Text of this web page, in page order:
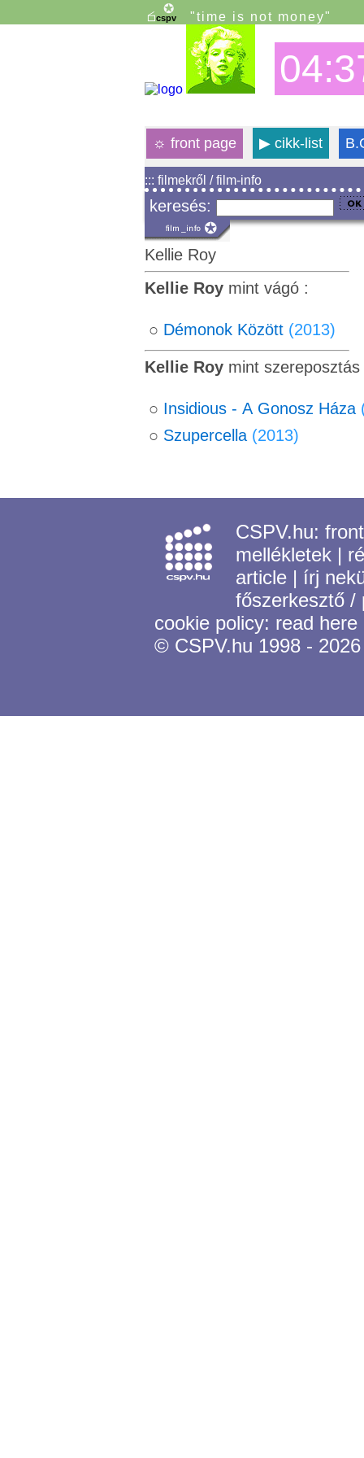
"time is not money"
☼ front page ▶cikk-list
::: filmekről / film-info
keresés:
Kellie Roy
Kellie Roymint vágó :
○ Démonok Között (2013)
Kellie Roymint
○ Insidious ‑ A Gonosz Háza
○ Szupercella (2013)
CSPV.hu:
mellékletek |
article | írj
főszerkesztő
cookie policy: read here
© CSPV.hu 1998 - 2026